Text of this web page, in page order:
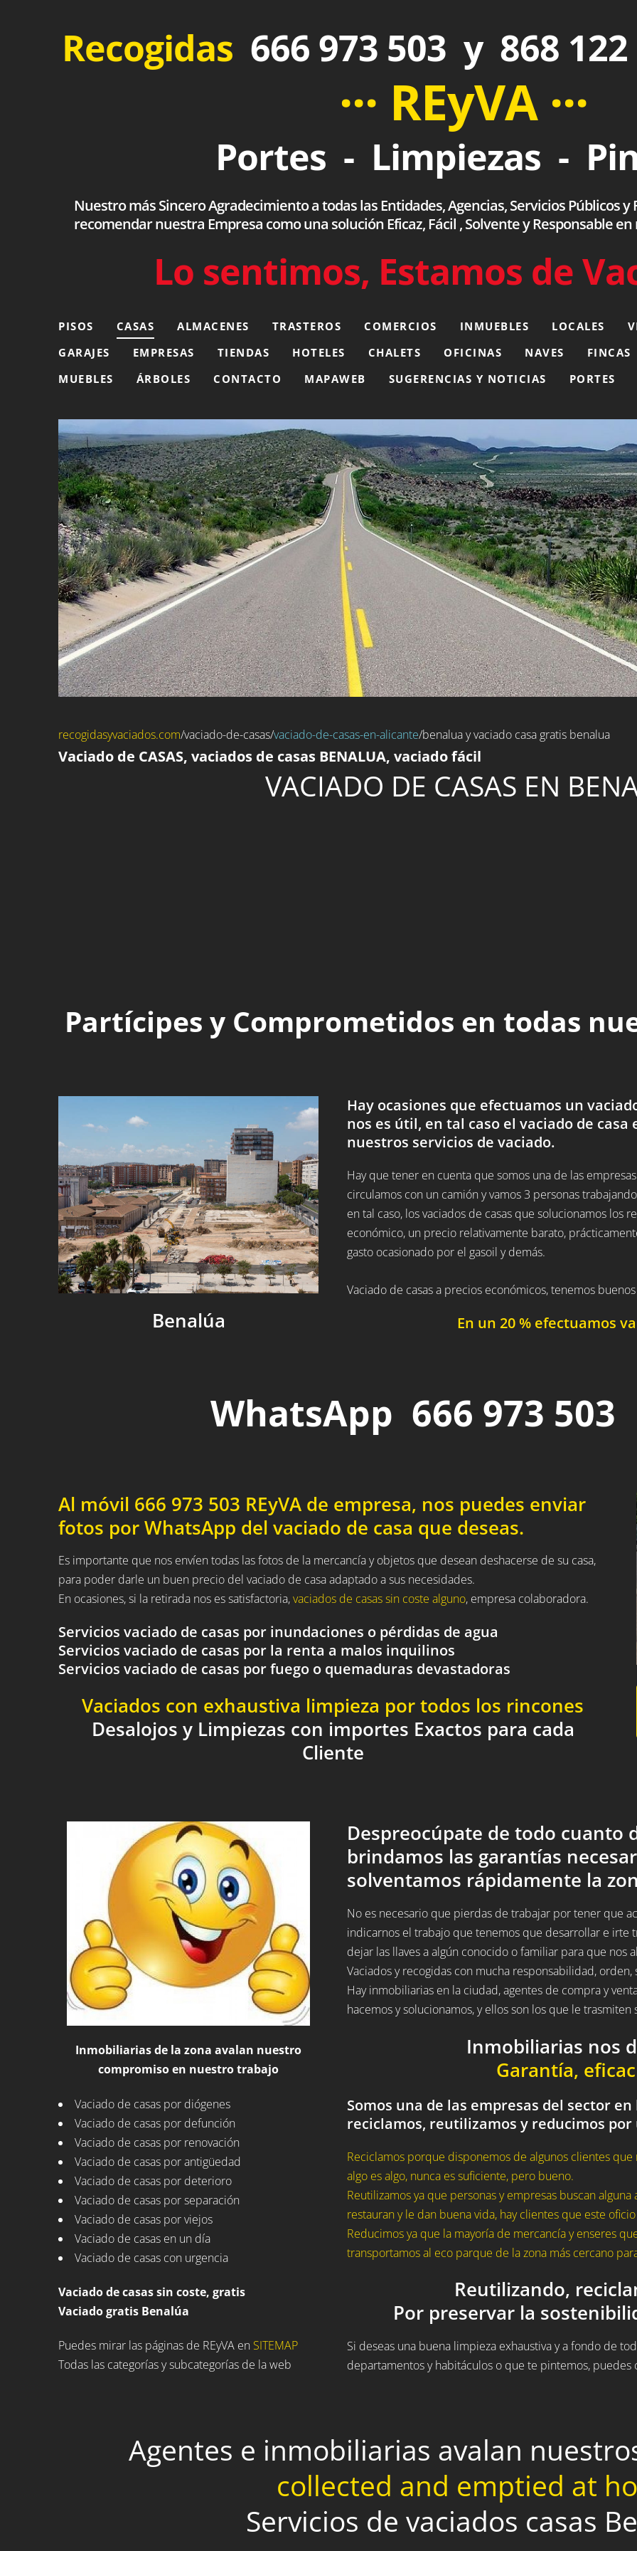
Recogidas 666 973 503 y 868
··· REyVA ···
Portes - Limpiezas -
Nuestro más Sincero Agradecimiento a todas las Entidades, Agencias, Servicios Públicos
recomendar nuestra Empresa como una solución Eficaz, Fácil , Solvente y Responsable
Lo sentimos, Estamos de
PISOS CASAS ALMACENES TRASTEROS COMERCIOS INMUEBLES LOCALES
GARAJES
EMPRESAS TIENDAS HOTELES CHALETS OFICINAS NAVES
FINCAS
MUEBLES
ÁRBOLES CONTACTO MAPAWEB SUGERENCIAS Y NOTICIAS PORTES
recogidasyvaciados.com/vaciado-de-casas/vaciado-de-casas-en-alicante/benalua y vaciado casa gratis benalua
Vaciado de CASAS, vaciados de casas BENALUA, vaciado fácil
VACIADO DE CASAS EN
Partícipes y Comprometidos en todas
Benalúa
Hay ocasiones que efectuamos un
nos es útil, en tal caso el vaciado de
nuestros servicios de vaciado.
Hay que tener en cuenta que somos una de las
circulamos con un camión y vamos 3 personas
en tal caso, los vaciados de casas que solucionamos
económico, un precio relativamente barato,
gasto ocasionado por el gasoil y demás.
Vaciado de casas a precios económicos, tenemos
En un 20 % efectuamos
WhatsApp 666 973 503
Al móvil 666 973 503 REyVA de empresa, nos puedes enviar
fotos por WhatsApp del vaciado de casa que deseas.
Es importante que nos envíen todas las fotos de la mercancía y objetos que desean deshacerse de su casa,
para poder darle un buen precio del vaciado de casa adaptado a sus necesidades.
En ocasiones, si la retirada nos es satisfactoria,vaciados de casas sin coste alguno, empresa colaboradora.
Servicios vaciado de casas por inundaciones o pérdidas de agua
Servicios vaciado de casas por la renta a malos inquilinos
Servicios vaciado de casas por fuego o quemaduras devastadoras
Vaciados con exhaustiva limpieza por todos los rincones
Desalojos y Limpiezas con importes Exactos para cada
Cliente
Inmobiliarias de la zona avalan nuestro
compromiso en nuestro trabajo
Vaciado de casas por diógenes
Vaciado de casas por defunción
Vaciado de casas por renovación
Vaciado de casas por antigüedad
Vaciado de casas por deterioro
Vaciado de casas por separación
Vaciado de casas por viejos
Vaciado de casas en un día
Vaciado de casas con urgencia
Vaciado de casas sin coste, gratis
Vaciado gratis Benalúa
Puedes mirar las páginas de REyVA en SITEMAP
Todas las categorías y subcategorías de la web
Despreocúpate de todo cuanto
brindamos las garantías
solventamos rápidamente la
No es necesario que pierdas de trabajar por tener que
indicarnos el trabajo que tenemos que desarrollar e irte
dejar las llaves a algún conocido o familiar para que nos
Vaciados y recogidas con mucha responsabilidad,
Hay inmobiliarias en la ciudad, agentes de compra y
hacemos y solucionamos, y ellos son los que le
Inmobiliarias nos
Garantía,
Somos una de las empresas del sector
reciclamos, reutilizamos y reducimos
Reciclamos porque disponemos de algunos clientes
algo es algo, nunca es suficiente, pero bueno.
Reutilizamos ya que personas y empresas buscan
restauran y le dan buena vida, hay clientes que este
Reducimos ya que la mayoría de mercancía y enseres
transportamos al eco parque de la zona más cercano
Reutilizando,
Por preservar la
Si deseas una buena limpieza exhaustiva y a fondo de
departamentos y habitáculos o que te pintemos,
Agentes e inmobiliarias avalan
collected and emptied at
Servicios de vaciados casas